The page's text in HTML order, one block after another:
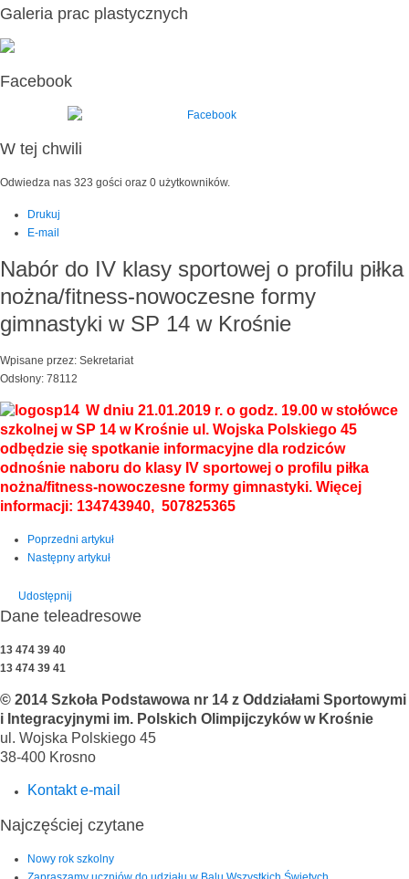
Galeria prac plastycznych
Facebook
W tej chwili
Odwiedza nas 323 gości oraz 0 użytkowników.
Drukuj
E-mail
Nabór do IV klasy sportowej o profilu piłka
nożna/fitness-nowoczesne formy
gimnastyki w SP 14 w Krośnie
Wpisane przez: Sekretariat
Odsłony: 78112
W dniu 21.01.2019 r. o godz. 19.00 w stołówce
szkolnej w SP 14 w Krośnie ul. Wojska Polskiego 45
odbędzie się spotkanie informacyjne dla rodziców
odnośnie naboru do klasy IV sportowej o profilu piłka
nożna/fitness-nowoczesne formy gimnastyki. Więcej
informacji: 134743940, 507825365
Poprzedni artykuł
Następny artykuł
Udostępnij
Dane teleadresowe
13 474 39 40
13 474 39 41
© 2014 Szkoła Podstawowa nr 14 z Oddziałami Sportowymi
i Integracyjnymi im. Polskich Olimpijczyków w Krośnie
ul. Wojska Polskiego 45
38-400 Krosno
Kontakt e-mail
Najczęściej czytane
Nowy rok szkolny